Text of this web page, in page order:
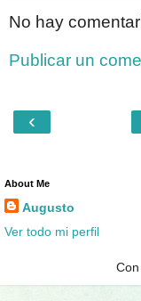
No hay
Publicar un
‹
About Me
Augusto
Ver todo mi perfil